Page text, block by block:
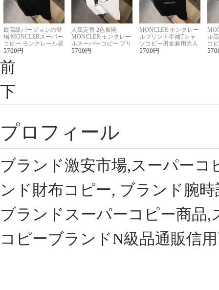
最高級バージョンの登
場 MONCLERスーパー
コピー モンクレール星
座半袖Tシャツ
5700 円
人気定番 2色展開
MONCLER モンクレー
ルスーパーコピー プリ
ント半袖Tシャツ
5700 円
MONCLER モンクレー
ルプリント半袖Tシャ
ツコピー男女兼用大人
可愛い春夏コーデ
5700 円
ル
コ
ィ
前
下
プロフィール
ブランド激安市場,スーパー
ンド財布コピー, ブランド腕
ブランドスーパーコピー商品
コピーブランドN級品通販信